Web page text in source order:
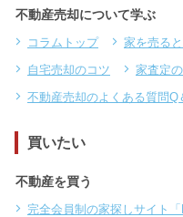
不動産売却について学ぶ
コラムトップ 家を売る
自宅売却のコツ
家査定
不動産売却のよくある質問Q
買いたい
不動産を買う
完全会員制の家探しサイト「